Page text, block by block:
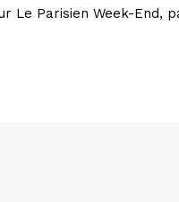
Parisien Week-End,